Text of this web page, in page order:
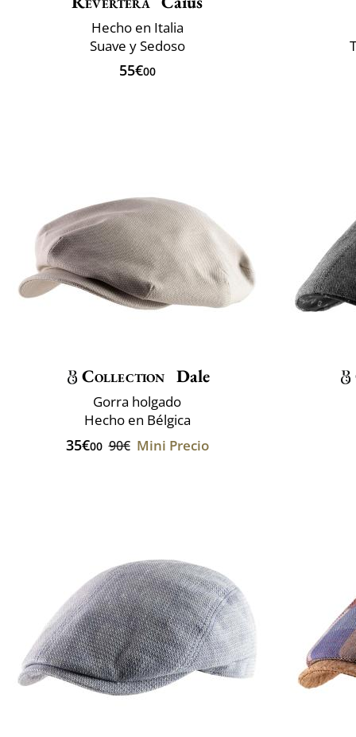
Hecho en Italia
Suave y Sedoso
55€00
Collection Dale
Gorra holgado
Hecho en Bélgica
35€00 90€ Mini Precio